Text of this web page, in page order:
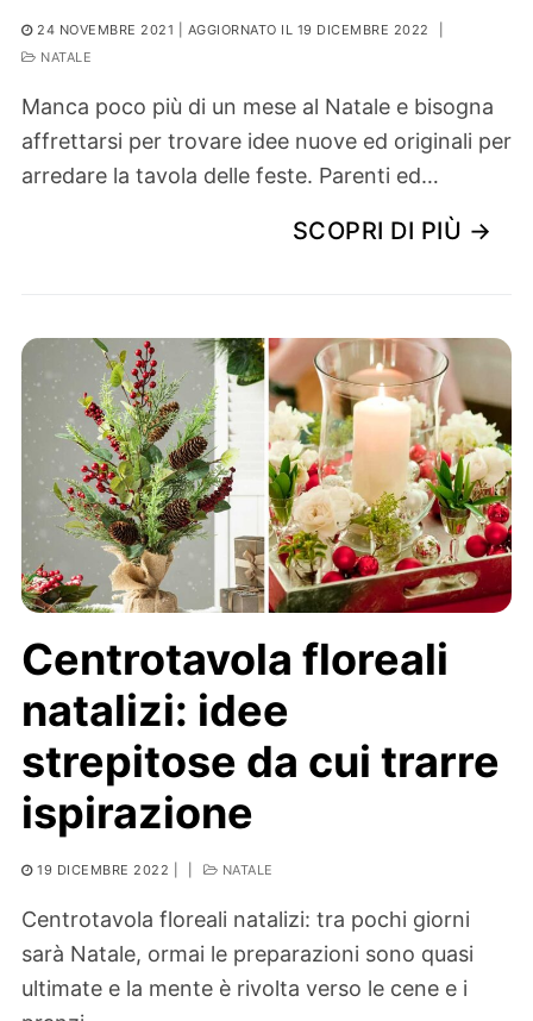
24 NOVEMBRE 2021 | AGGIORNATO IL 19 DICEMBRE 2022
NATALE
Manca poco più di un mese al Natale e bisogna
affrettarsi per trovare idee nuove ed originali per
arredare la tavola delle feste. Parenti ed…
SCOPRI DI PIÙ →
Centrotavola floreali
natalizi: idee
strepitose da cui trarre
ispirazione
19 DICEMBRE 2022 NATALE
Centrotavola floreali natalizi: tra pochi giorni
sarà Natale, ormai le preparazioni sono quasi
ultimate e la mente è rivolta verso le cene e i